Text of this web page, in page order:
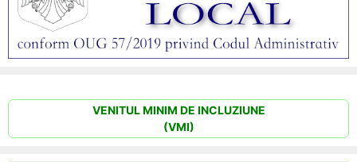
VENITUL MINIM DE INCLUZIUNE
(VMI)